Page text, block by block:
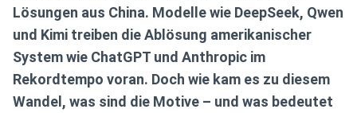
Lösungen aus China. Modelle wie DeepSeek, Qwen
und Kimi treiben die Ablösung amerikanischer
System wie ChatGPT und Anthropic im
Rekordtempo voran. Doch wie kam es zu diesem
Wandel, was sind die Motive – und was bedeutet